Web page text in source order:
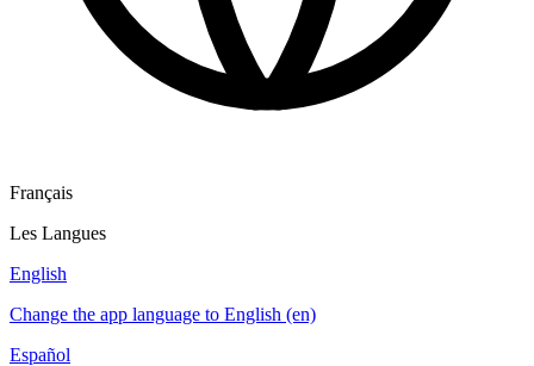
Français
Les Langues
English
Change the app language to English (en)
Español